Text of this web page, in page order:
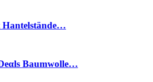
Hantelstände…
Baumwolle…